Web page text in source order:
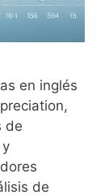
en inglés
de
de